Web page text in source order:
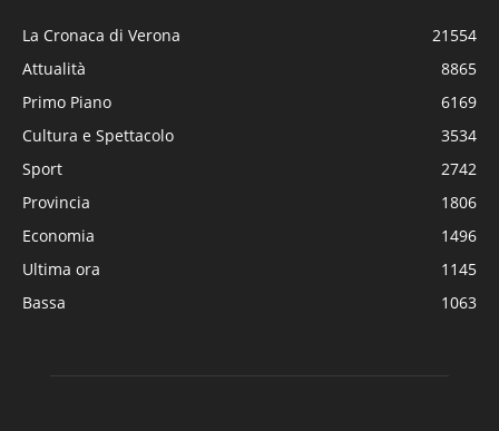
La Cronaca di Verona
21554
Attualità
8865
Primo Piano
6169
Cultura e Spettacolo
3534
Sport
2742
Provincia
1806
Economia
1496
Ultima ora
1145
Bassa
1063